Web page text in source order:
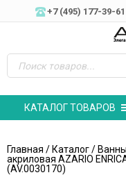
+7 (495) 177-39-61
КАТАЛОГ ТОВАРОВ
Главная /Каталог/Ванны
акриловая AZARIO
(AV.0030170)